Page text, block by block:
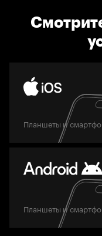
Планшеты и
Планшеты и